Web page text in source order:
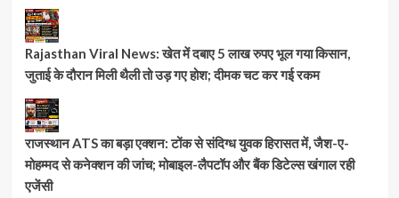
Rajasthan Viral News: खेत में दबाए 5 लाख रुपए भूल गया किसान,
जुताई के दौरान मिली थैली तो उड़ गए होश; दीमक चट कर गई रकम
राजस्थान ATS का बड़ा एक्शन: टोंक से संदिग्ध युवक हिरासत में, जैश-ए-
मोहम्मद से कनेक्शन की जांच; मोबाइल-लैपटॉप और बैंक डिटेल्स खंगाल रही
एजेंसी